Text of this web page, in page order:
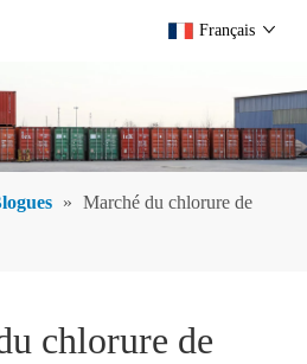
Français
» Marché du chlorure de
chlorure de